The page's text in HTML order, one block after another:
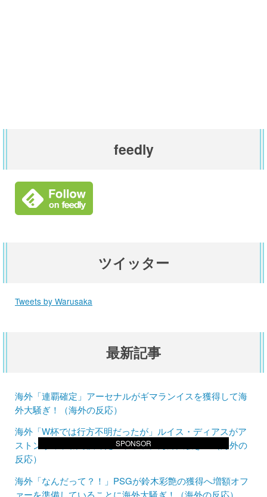
SPONSOR
feedly
ツイッター
Tweets by Warusaka
最新記事
海外「連覇確定」アーセナルがギマランイスを獲得して海
外大騒ぎ！（海外の反応）
海外「W杯では行方不明だったが」ルイス・ディアスがア
ストンヴィラ戦で決めたゴラッソに海外大騒ぎ！（海外の
反応）
海外「なんだって？！」PSGが鈴木彩艶の獲得へ増額オフ
ァーを準備していることに海外大騒ぎ！（海外の反応）